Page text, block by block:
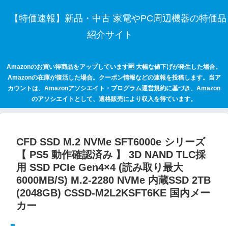
【特価速報】新品・中古 家電やPC周辺機器の特価品
紹介サイト
Amazonのお買い得商品をアップしています🆙 大幅な値下げが発生した場合。
Amazonの在庫が復活した場合。クーポン情報などの速報を投稿します。当ア
カウントは、Amazonアソシエイト・プログラム運営規約に基づき、Amazon
のアソシエイトとして、適格販売により収入を得ています。
CFD SSD M.2 NVMe SFT6000e シリーズ
【 PS5 動作確認済み 】 3D NAND TLC採
用 SSD PCIe Gen4×4 (読み取り最大
6000MB/S) M.2-2280 NVMe 内蔵SSD 2TB
(2048GB) CSSD-M2L2KSFT6KE 国内メー
カー